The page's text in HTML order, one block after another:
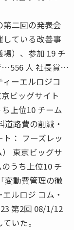
第二回の発表会
している改善事
）、参加 19 チ
…556 人 社長賞…
ィーエルロジコ
ビッグサイト
上位10 チーム
路費の削減・
： フーズレッ
東京ビッグサ
うち上位10 チ
動費管理の徹
ルロジ コム・
第2回 08/1/12
いた。